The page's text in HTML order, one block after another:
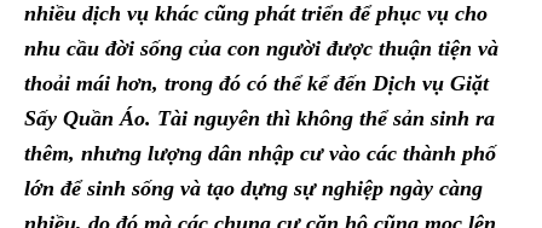
nhiều dịch vụ khác cũng phát triển để phục vụ cho
nhu cầu đời sống của con người được thuận tiện và
thoải mái hơn, trong đó có thể kể đến Dịch vụ Giặt
Sấy Quần Áo. Tài nguyên thì không thể sản sinh ra
thêm, nhưng lượng dân nhập cư vào các thành phố
lớn để sinh sống và tạo dựng sự nghiệp ngày càng
nhiều, do đó mà các chung cư căn hộ cũng mọc lên